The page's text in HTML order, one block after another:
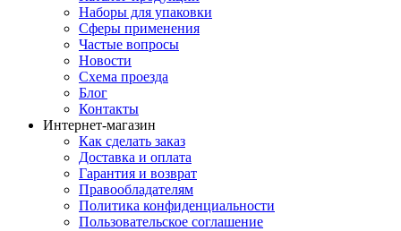
Наборы для упаковки
Сферы применения
Частые вопросы
Новости
Схема проезда
Блог
Контакты
Интернет-магазин
Как сделать заказ
Доставка и оплата
Гарантия и возврат
Правообладателям
Политика конфиденциальности
Пользовательское соглашение